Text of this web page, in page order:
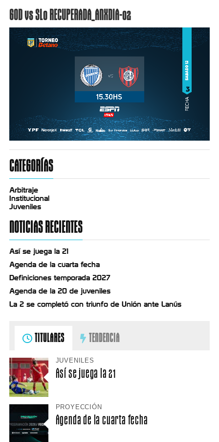
GOD vs SLo RECUPERADA_ANXDIA-02
CATEGORÍAS
Arbitraje
Institucional
Juveniles
NOTICIAS RECIENTES
Así se juega la 21
Agenda de la cuarta fecha
Definiciones temporada 2027
Agenda de la 20 de juveniles
La 2 se completó con triunfo de Unión ante Lanús
TITULARES TENDENCIA
JUVENILES
Así se juega la 21
PROYECCIÓN
Agenda de la cuarta fecha